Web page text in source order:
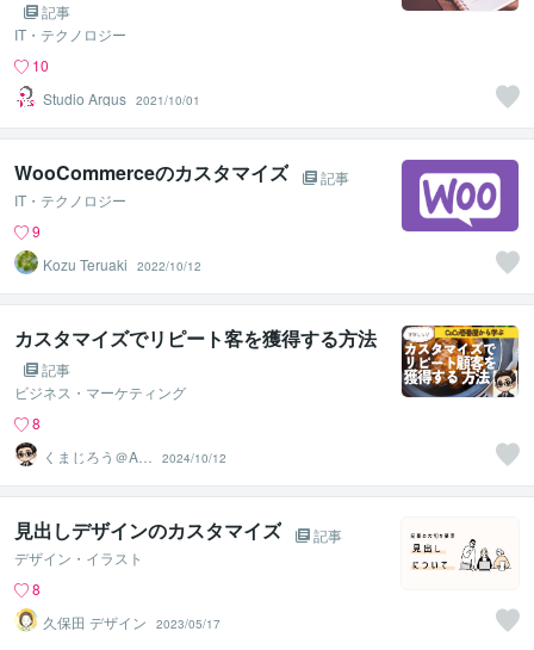
記事
IT・テクノロジー
10
Studio Argus 2021/10/01
WooCommerceのカスタマイズ
記事
IT・テクノロジー
9
Kozu Teruaki
2022/10/12
カスタマイズでリピート客を獲得する方法
記事
ビジネス・マーケティング
8
くまじろう＠AI×
無限集客×マネタ
イズ
2024/10/12
見出しデザインのカスタマイズ
記事
デザイン・イラスト
8
久保田 デザイン
2023/05/17